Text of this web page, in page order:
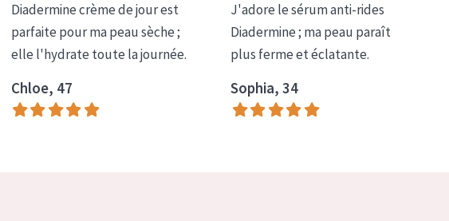
Diadermine crème de jour est
parfaite pour ma peau sèche ;
elle l'hydrate toute la journée.
Chloe, 47
J'adore le sérum anti-rides
Diadermine ; ma peau paraît
plus ferme et éclatante.
Sophia, 34